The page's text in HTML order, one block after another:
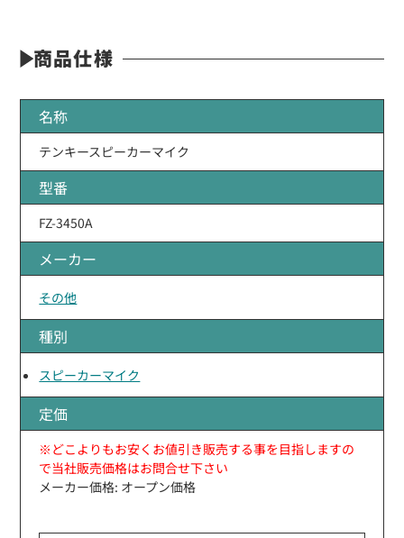
商品仕様
名称
テンキースピーカーマイク
型番
FZ-3450A
メーカー
その他
種別
スピーカーマイク
定価
※どこよりもお安くお値引き販売する事を目指しますの
で当社販売価格はお問合せ下さい
メーカー価格: オープン価格